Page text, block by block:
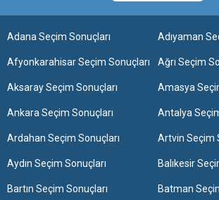
Adana Seçim Sonuçları Adıyaman
Afyonkarahisar Seçim Sonuçları Ağrı Seçim
Aksaray Seçim Sonuçları Amasya
Ankara Seçim Sonuçları Antalya
Ardahan Seçim Sonuçları Artvin Seçim
Aydın Seçim Sonuçları Balıkesir
Bartın Seçim Sonuçları Batman